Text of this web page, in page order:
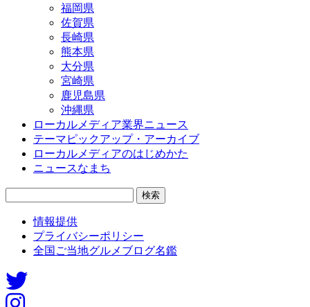
福岡県
佐賀県
長崎県
熊本県
大分県
宮崎県
鹿児島県
沖縄県
ローカルメディア業界ニュース
テーマピックアップ・アーカイブ
ローカルメディアのはじめかた
ニュースなまち
情報提供
プライバシーポリシー
全国ご当地グルメブログ名鑑